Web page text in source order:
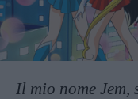
Il mio nome